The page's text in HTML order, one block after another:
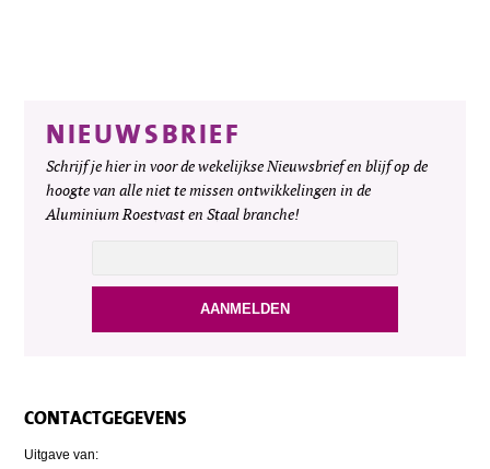
NIEUWSBRIEF
Schrijf je hier in voor de wekelijkse Nieuwsbrief en blijf op de
hoogte van alle niet te missen ontwikkelingen in de
Aluminium Roestvast en Staal branche!
CONTACTGEGEVENS
Uitgave van: